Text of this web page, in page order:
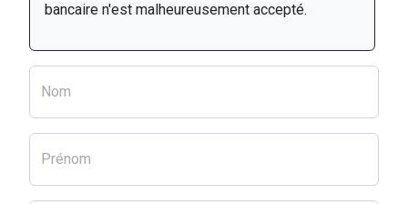
bancaire n'est malheureusement accepté.
Nom
Prénom